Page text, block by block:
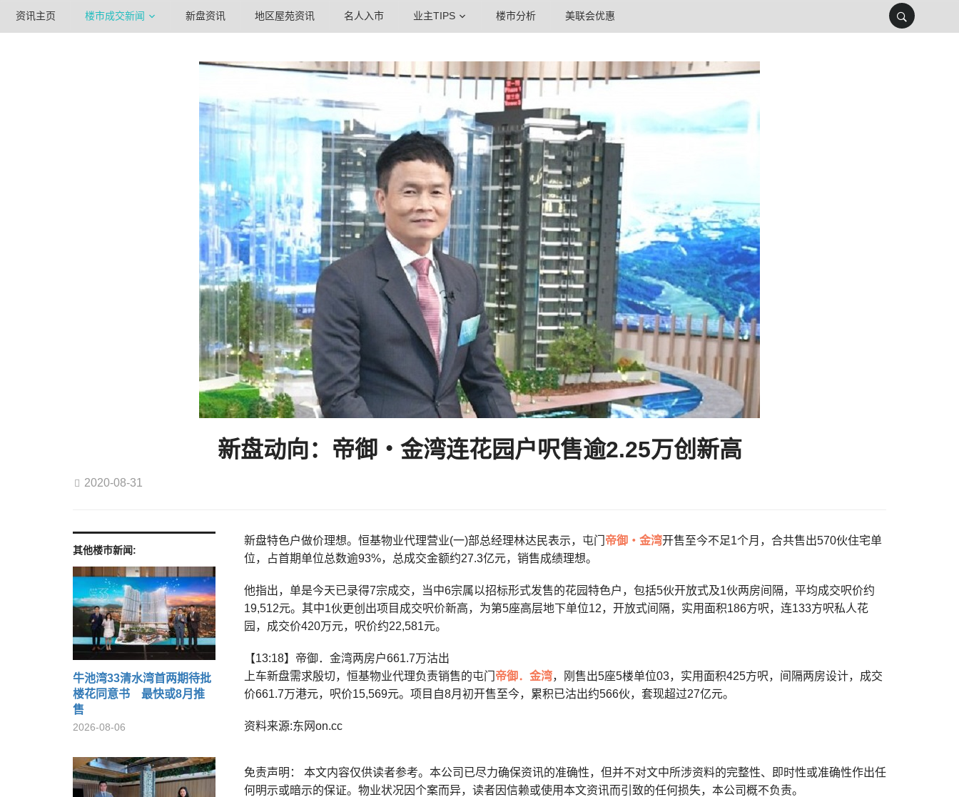
资讯主页 楼市成交新闻 新盘资讯 地区屋苑资讯 名人入市 业主TIPS 楼市分析 美联会优惠
新盘动向：帝御‧金湾连花园户呎售逾2.25万创新高
2020-08-31
其他楼巿新闻:
牛池湾33清水湾首两期待批
楼花同意书 最快或8月推
售
2026-08-06
新盘特色户做价理想。恒基物业代理营业(一)部总经理林达民表示，屯门 帝御‧金湾开售至今不足1个月，合共售出570伙住宅单
位，占首期单位总数逾93%，总成交金额约27.3亿元，销售成绩理想。
他指出，单是今天已录得7宗成交，当中6宗属以招标形式发售的花园特色户，包括5伙开放式及1伙两房间隔，平均成交呎价约
19,512元。其中1伙更创出项目成交呎价新高，为第5座高层地下单位12，开放式间隔，实用面积186方呎，连133方呎私人花
园，成交价420万元，呎价约22,581元。
【13:18】帝御．金湾两房户661.7万沽出
上车新盘需求殷切，恒基物业代理负责销售的屯门 帝御．金湾，刚售出5座5楼单位03，实用面积425方呎，间隔两房设计，成交
价661.7万港元，呎价15,569元。项目自8月初开售至今，累积已沽出约566伙，套现超过27亿元。
资料来源:东网on.cc
免责声明： 本文内容仅供读者参考。本公司已尽力确保资讯的准确性，但并不对文中所涉资料的完整性、即时性或准确性作出任
何明示或暗示的保证。物业状况因个案而异，读者因信赖或使用本文资讯而引致的任何损失，本公司概不负责。